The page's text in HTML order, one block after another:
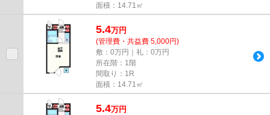
面積：14.71㎡
5.4万円
(管理費・共益費 5,000円)
敷：0万円｜礼：0万円
所在階：1階
間取り：1R
面積：14.71㎡
5.4万円